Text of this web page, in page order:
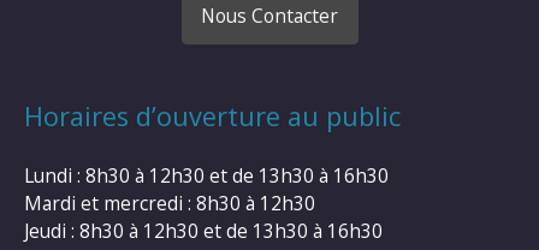
Nous Contacter
Horaires d’ouverture au public
Lundi : 8h30 à 12h30 et de 13h30 à 16h30
Mardi et mercredi : 8h30 à 12h30
Jeudi : 8h30 à 12h30 et de 13h30 à 16h30